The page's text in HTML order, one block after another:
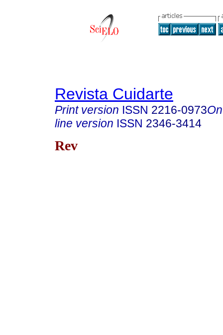
Revista Cuidarte
Print version ISSN 2216-0973
line version ISSN 2346-3414
Rev